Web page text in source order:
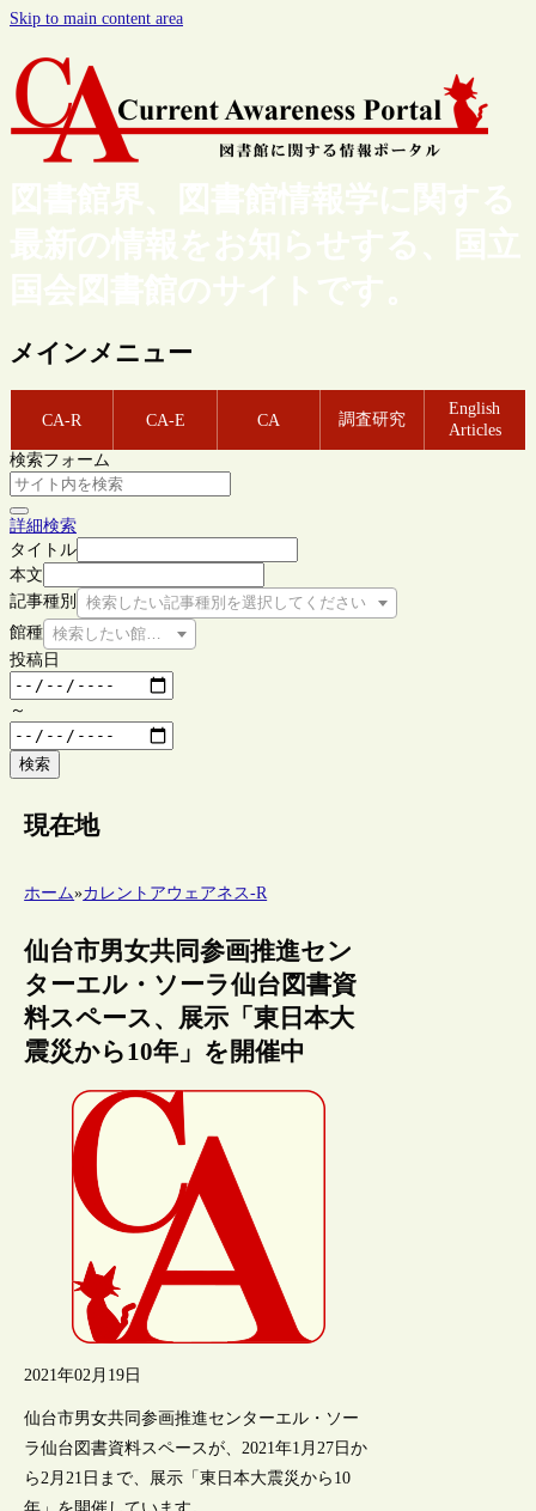
Skip to main content area
図書館界、図書館情報学に関する
最新の情報をお知らせする、国立
国会図書館のサイトです。
メインメニュー
CA-R CA-E CA 調査研究
English
Articles
検索フォーム
詳細検索
タイトル
本文
記事種別
検索したい記事種別を選択してください
館種 検索したい館種を選択してください
投稿日
～
検索
現在地
ホーム»カレントアウェアネス-R
仙台市男女共同参画推進セン
ターエル・ソーラ仙台図書資
料スペース、展示「東日本大
震災から10年」を開催中
2021年02月19日
仙台市男女共同参画推進センターエル・ソー
ラ仙台図書資料スペースが、2021年1月27日か
ら2月21日まで、展示「東日本大震災から10